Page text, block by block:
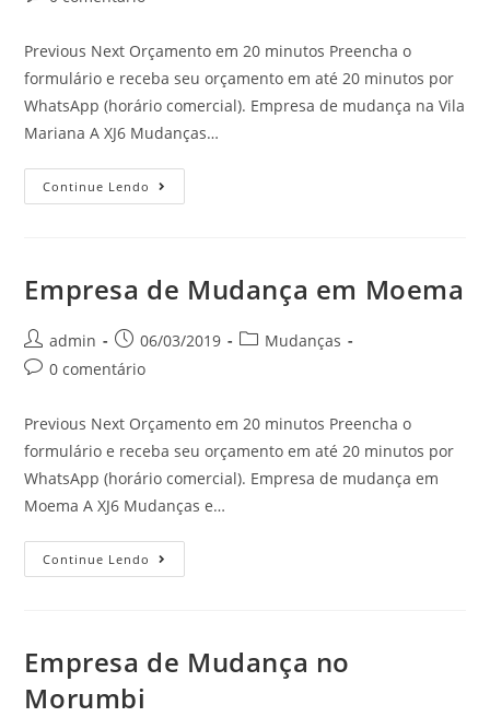
Previous Next Orçamento em 20 minutos Preencha o
formulário e receba seu orçamento em até 20 minutos por
WhatsApp (horário comercial). Empresa de mudança na Vila
Mariana A XJ6 Mudanças…
Continue Lendo
Empresa de Mudança em Moema
admin 06/03/2019
Mudanças
0 comentário
Previous Next Orçamento em 20 minutos Preencha o
formulário e receba seu orçamento em até 20 minutos por
WhatsApp (horário comercial). Empresa de mudança em
Moema A XJ6 Mudanças e…
Continue Lendo
Empresa de Mudança no
Morumbi